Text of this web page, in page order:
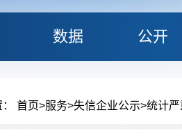
数据 公开
首页>服务>失信企业公示>统计